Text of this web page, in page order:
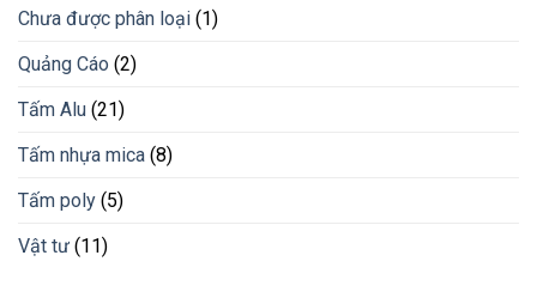
Chưa được phân loại (1)
Quảng Cáo (2)
Tấm Alu (21)
Tấm nhựa mica (8)
Tấm poly (5)
Vật tư (11)